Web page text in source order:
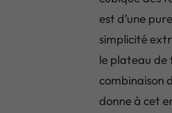
est d’une
simplicité
le plateau de
combinaison
donne à cet